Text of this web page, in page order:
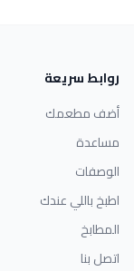
روابط سريعة
أضف مطعمك
مساعدة
الوصفات
اطبخ باللي عندك
المطابخ
اتصل بنا